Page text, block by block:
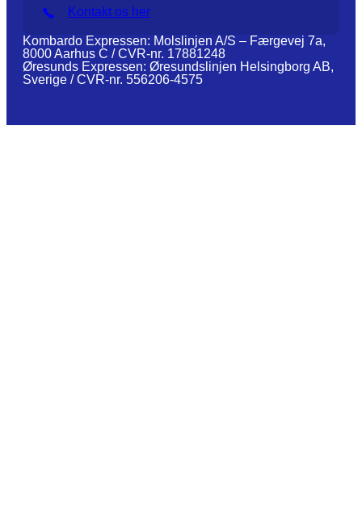
Kontakt os her
Kombardo Expressen: Molslinjen A/S – Færgevej 7a,
8000 Aarhus C / CVR-nr. 17881248
Øresunds Expressen: Øresundslinjen Helsingborg AB,
Sverige / CVR-nr. 556206-4575